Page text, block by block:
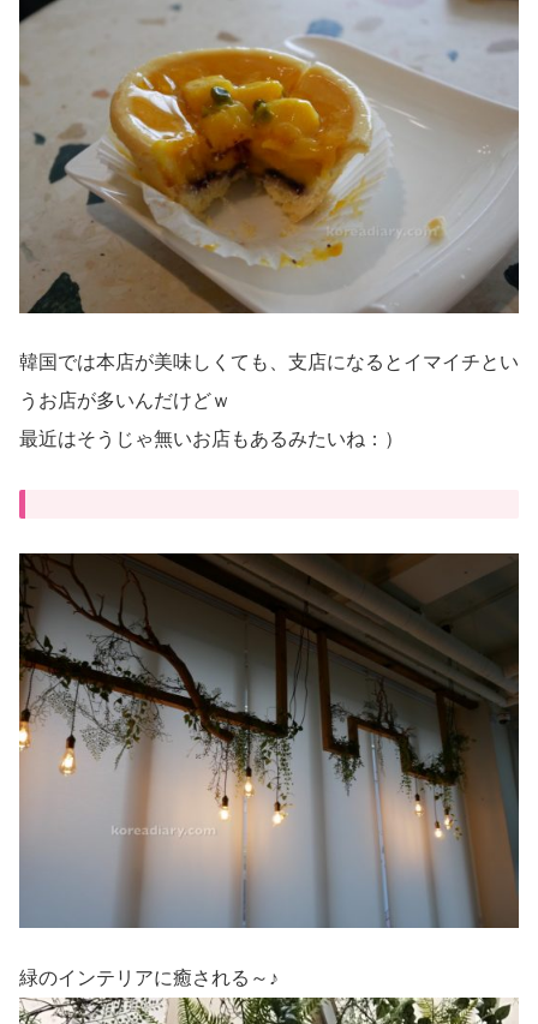
韓国では本店が美味しくても、支店になるとイマイチとい
うお店が多いんだけどｗ
最近はそうじゃ無いお店もあるみたいね：）
緑のインテリアに癒される～♪